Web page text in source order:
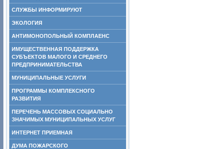
СЛУЖБЫ ИНФОРМИРУЮТ
ЭКОЛОГИЯ
АНТИМОНОПОЛЬНЫЙ КОМПЛАЕНС
ИМУЩЕСТВЕННАЯ ПОДДЕРЖКА
СУБЪЕКТОВ МАЛОГО И СРЕДНЕГО
ПРЕДПРИНИМАТЕЛЬСТВА
МУНИЦИПАЛЬНЫЕ УСЛУГИ
ПРОГРАММЫ КОМПЛЕКСНОГО
РАЗВИТИЯ
ПЕРЕЧЕНЬ МАССОВЫХ СОЦИАЛЬНО
ЗНАЧИМЫХ МУНИЦИПАЛЬНЫХ УСЛУГ
ИНТЕРНЕТ ПРИЕМНАЯ
ДУМА ПОЖАРСКОГО